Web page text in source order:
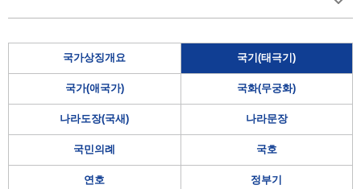
국가상징개요 국기(태극기)
국가(애국가) 국화(무궁화)
나라도장(국새) 나라문장
국민의례 국호
연호 정부기